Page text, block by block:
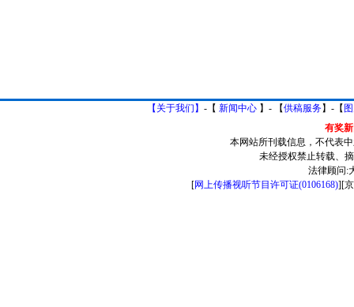
【关于我们】 -【 新闻中心】- 【供稿服务】-【
有奖
本网站所刊载信息，不代表
未经授权禁止转载、
法律顾问:
[网上传播视听节目许可证(0106168)][